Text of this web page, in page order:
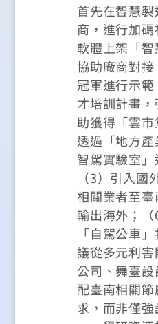
首先在智慧
商，進行加
軟體上架「
協助廠商對
冠軍進行示
才培訓計畫
助獲得「雲市
透過「地方
智駕實驗室
（3）引入
相關業者至
輸出海外；
「自駕公車
議從多元利
公司、舞臺
配臺南相關
求，而非僅